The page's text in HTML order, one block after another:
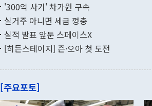
"우리의 선
관은 업무
이 9월 러시
기록했지만
로 전환됐다.
는 배당수입
였던 올해 3
'300억 사기' 차가원 구속
실거주 아니면 세금 껑충
실적 발표 앞둔 스페이스X
[히든스테이지] 즌·오아 첫 도전
[주요포토]